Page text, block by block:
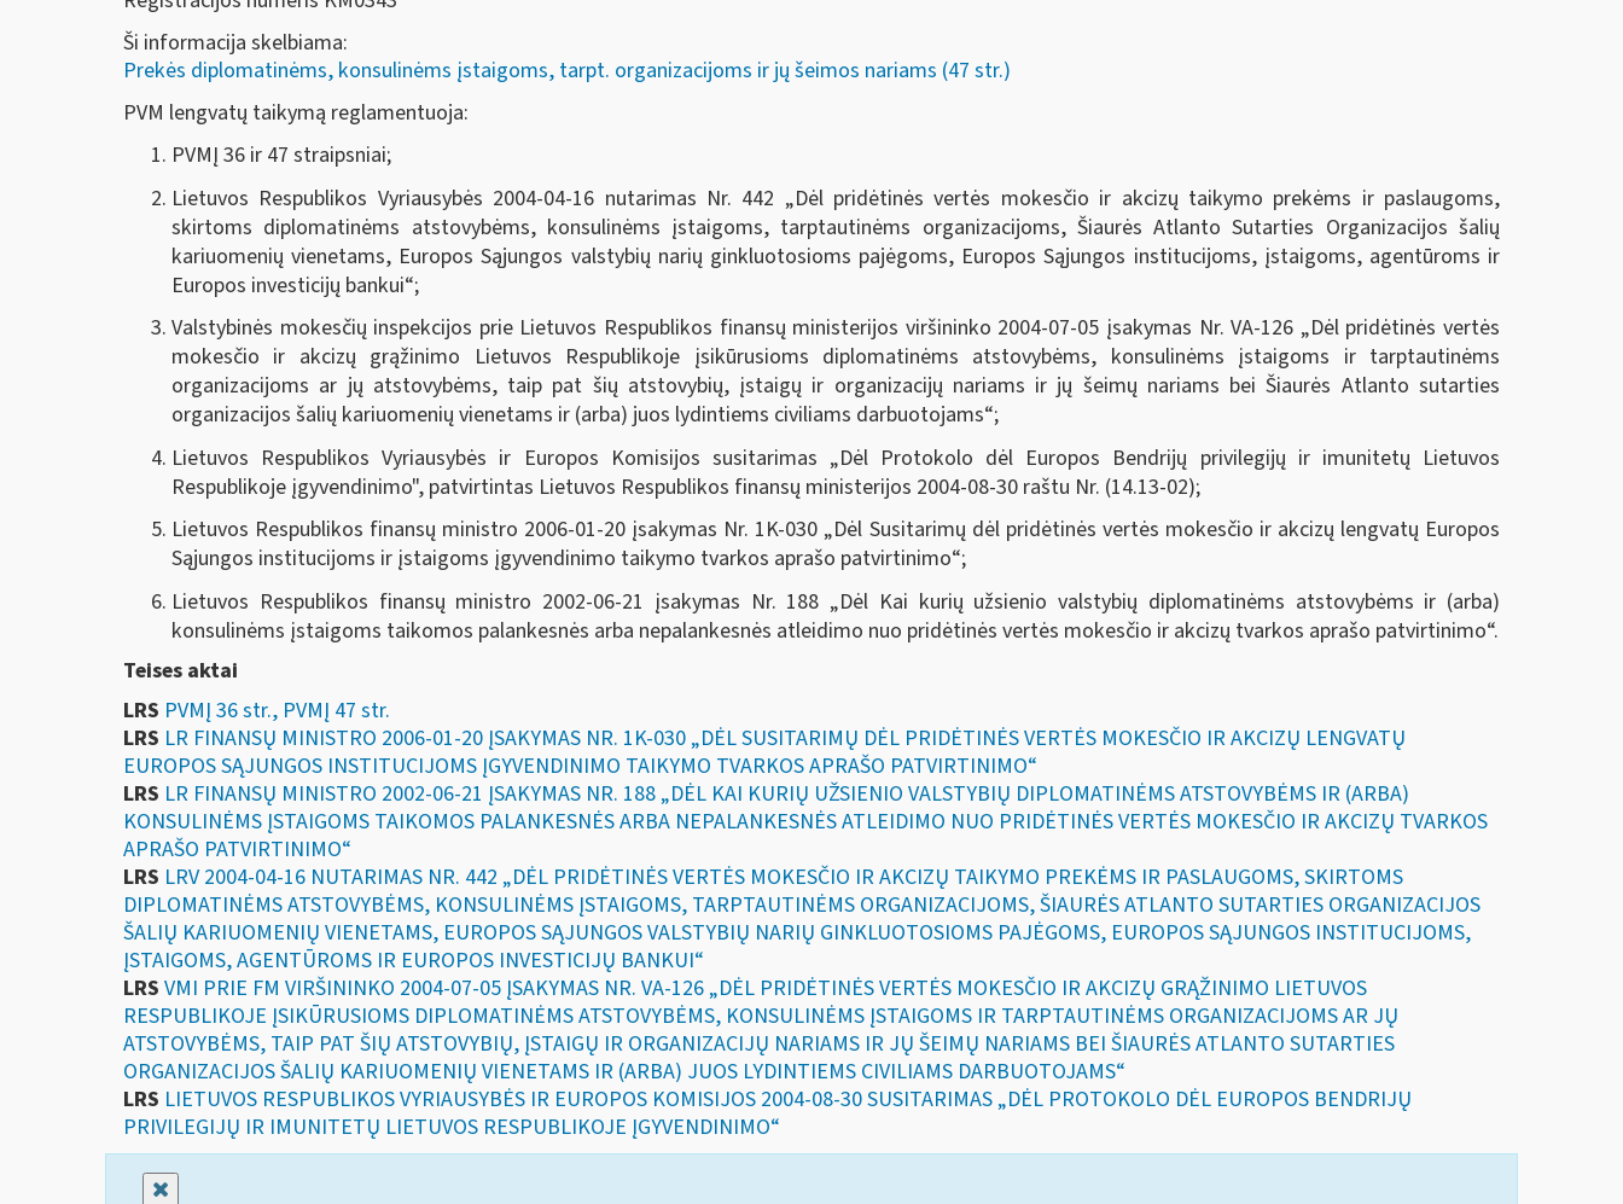
Ši informacija skelbiama:
Prekės diplomatinėms, konsulinėms įstaigoms, tarpt. organizacijoms ir jų šeimos nariams (47 str.)
PVM lengvatų taikymą reglamentuoja:
PVMĮ 36 ir 47 straipsniai;
Lietuvos Respublikos Vyriausybės 2004-04-16 nutarimas Nr. 442 „Dėl pridėtinės vertės mokesčio ir akcizų taikymo prekėms ir paslaugoms,
skirtoms diplomatinėms atstovybėms, konsulinėms įstaigoms, tarptautinėms organizacijoms, Šiaurės Atlanto Sutarties Organizacijos šalių
kariuomenių vienetams, Europos Sąjungos valstybių narių ginkluotosioms pajėgoms, Europos Sąjungos institucijoms, įstaigoms, agentūroms ir
Europos investicijų bankui“;
Valstybinės mokesčių inspekcijos prie Lietuvos Respublikos finansų ministerijos viršininko 2004-07-05 įsakymas Nr. VA-126 „Dėl pridėtinės vertės
mokesčio ir akcizų grąžinimo Lietuvos Respublikoje įsikūrusioms diplomatinėms atstovybėms, konsulinėms įstaigoms ir tarptautinėms
organizacijoms ar jų atstovybėms, taip pat šių atstovybių, įstaigų ir organizacijų nariams ir jų šeimų nariams bei Šiaurės Atlanto sutarties
organizacijos šalių kariuomenių vienetams ir (arba) juos lydintiems civiliams darbuotojams“;
Lietuvos Respublikos Vyriausybės ir Europos Komisijos susitarimas „Dėl Protokolo dėl Europos Bendrijų privilegijų ir imunitetų Lietuvos
Respublikoje įgyvendinimo", patvirtintas Lietuvos Respublikos finansų ministerijos 2004-08-30 raštu Nr. (14.13-02);
Lietuvos Respublikos finansų ministro 2006-01-20 įsakymas Nr. 1K-030 „Dėl Susitarimų dėl pridėtinės vertės mokesčio ir akcizų lengvatų Europos
Sąjungos institucijoms ir įstaigoms įgyvendinimo taikymo tvarkos aprašo patvirtinimo“;
Lietuvos Respublikos finansų ministro 2002-06-21 įsakymas Nr. 188 „Dėl Kai kurių užsienio valstybių diplomatinėms atstovybėms ir (arba)
konsulinėms įstaigoms taikomos palankesnės arba nepalankesnės atleidimo nuo pridėtinės vertės mokesčio ir akcizų tvarkos aprašo patvirtinimo“.
Teises aktai
LRS PVMĮ 36 str., PVMĮ 47 str.
LRS LR FINANSŲ MINISTRO 2006-01-20 ĮSAKYMAS NR. 1K-030 „DĖL SUSITARIMŲ DĖL PRIDĖTINĖS VERTĖS MOKESČIO IR AKCIZŲ LENGVATŲ
EUROPOS SĄJUNGOS INSTITUCIJOMS ĮGYVENDINIMO TAIKYMO TVARKOS APRAŠO PATVIRTINIMO“
LRS LR FINANSŲ MINISTRO 2002-06-21 ĮSAKYMAS NR. 188 „DĖL KAI KURIŲ UŽSIENIO VALSTYBIŲ DIPLOMATINĖMS ATSTOVYBĖMS IR (ARBA)
KONSULINĖMS ĮSTAIGOMS TAIKOMOS PALANKESNĖS ARBA NEPALANKESNĖS ATLEIDIMO NUO PRIDĖTINĖS VERTĖS MOKESČIO IR AKCIZŲ TVARKOS
APRAŠO PATVIRTINIMO“
LRS LRV 2004-04-16 NUTARIMAS NR. 442 „DĖL PRIDĖTINĖS VERTĖS MOKESČIO IR AKCIZŲ TAIKYMO PREKĖMS IR PASLAUGOMS, SKIRTOMS
DIPLOMATINĖMS ATSTOVYBĖMS, KONSULINĖMS ĮSTAIGOMS, TARPTAUTINĖMS ORGANIZACIJOMS, ŠIAURĖS ATLANTO SUTARTIES ORGANIZACIJOS
ŠALIŲ KARIUOMENIŲ VIENETAMS, EUROPOS SĄJUNGOS VALSTYBIŲ NARIŲ GINKLUOTOSIOMS PAJĖGOMS, EUROPOS SĄJUNGOS INSTITUCIJOMS,
ĮSTAIGOMS, AGENTŪROMS IR EUROPOS INVESTICIJŲ BANKUI“
LRS VMI PRIE FM VIRŠININKO 2004-07-05 ĮSAKYMAS NR. VA-126 „DĖL PRIDĖTINĖS VERTĖS MOKESČIO IR AKCIZŲ GRĄŽINIMO LIETUVOS
RESPUBLIKOJE ĮSIKŪRUSIOMS DIPLOMATINĖMS ATSTOVYBĖMS, KONSULINĖMS ĮSTAIGOMS IR TARPTAUTINĖMS ORGANIZACIJOMS AR JŲ
ATSTOVYBĖMS, TAIP PAT ŠIŲ ATSTOVYBIŲ, ĮSTAIGŲ IR ORGANIZACIJŲ NARIAMS IR JŲ ŠEIMŲ NARIAMS BEI ŠIAURĖS ATLANTO SUTARTIES
ORGANIZACIJOS ŠALIŲ KARIUOMENIŲ VIENETAMS IR (ARBA) JUOS LYDINTIEMS CIVILIAMS DARBUOTOJAMS“
LRS LIETUVOS RESPUBLIKOS VYRIAUSYBĖS IR EUROPOS KOMISIJOS 2004-08-30 SUSITARIMAS „DĖL PROTOKOLO DĖL EUROPOS BENDRIJŲ
PRIVILEGIJŲ IR IMUNITETŲ LIETUVOS RESPUBLIKOJE ĮGYVENDINIMO“